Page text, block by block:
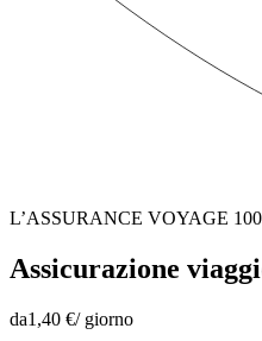
L’ASSURANCE VOYAGE
Assicurazione
da1,40 €/ giorno